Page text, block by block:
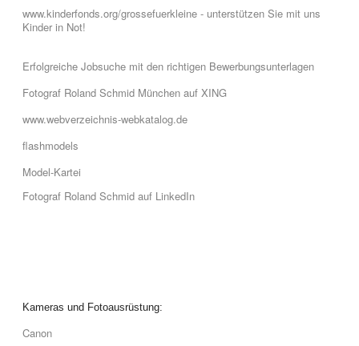
www.kinderfonds.org/grossefuerkleine - unterstützen Sie mit uns
Kinder in Not!
Erfolgreiche Jobsuche mit den richtigen Bewerbungsunterlagen
Fotograf Roland Schmid München auf XING
www.webverzeichnis-webkatalog.de
flashmodels
Model-Kartei
Fotograf Roland Schmid auf LinkedIn
Kameras und Fotoausrüstung:
Canon